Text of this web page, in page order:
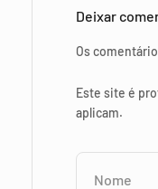
Deixar
Os
Este site é
aplicam.
Nome